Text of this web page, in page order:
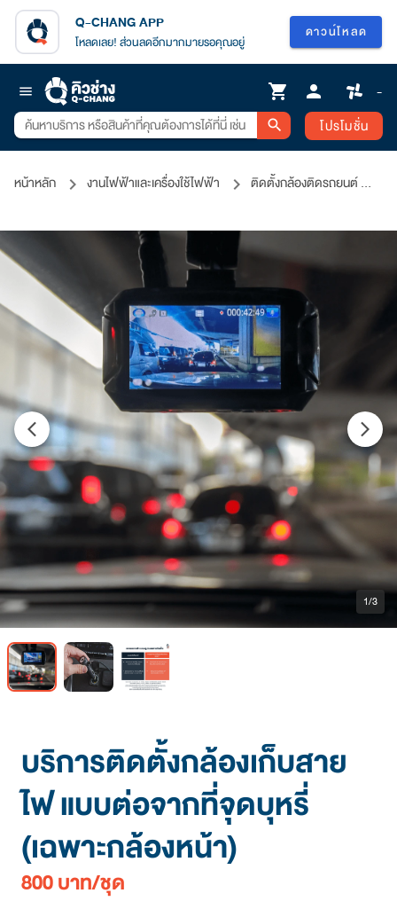
Q-CHANG APP
โหลดเลย! ส่วนลดอีกมากมายรอคุณอยู่
ดาวน์โหลด
menu shopping_cart person -
search โปรโมชั่น
หน้าหลัก งานไฟฟ้าและเครื่องใช้ไฟฟ้า ติดตั้งกล้องติดรถยนต์
arrow_back_ios_new arrow_forward_ios
1/3
บริการติดตั้งกล้องเก็บสาย
ไฟ แบบต่อจากที่จุดบุหรี่
(เฉพาะกล้องหน้า)
800 บาท/ชุด